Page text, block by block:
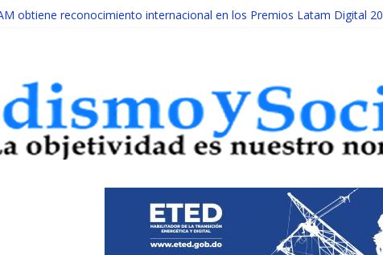
obtiene reconocimiento internacional en los Premios Latam Digital
presenta calendario de Consulta Nacional por la Educación